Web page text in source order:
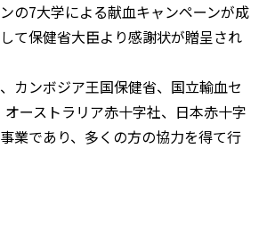
の7大学による献血キャンペーンが成
て保健省大臣より感謝状が贈呈され
カンボジア王国保健省、国立輸血セ
オーストラリア赤十字社、日本赤十字
業であり、多くの方の協力を得て行